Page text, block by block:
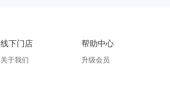
线下门店
关于我们
帮助中心
升级会员